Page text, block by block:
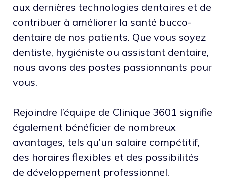
aux dernières technologies dentaires et de
contribuer à améliorer la santé bucco-
dentaire de nos patients. Que vous soyez
dentiste, hygiéniste ou assistant dentaire,
nous avons des postes passionnants pour
vous.
Rejoindre l’équipe de Clinique 3601 signifie
également bénéficier de nombreux
avantages, tels qu’un salaire compétitif,
des horaires flexibles et des possibilités
de développement professionnel.